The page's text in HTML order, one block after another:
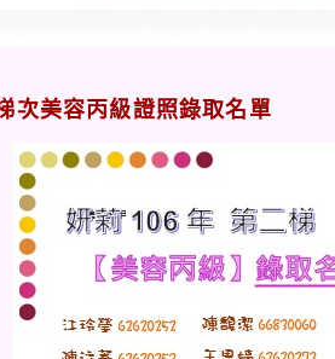
次美容丙級證照錄取名單